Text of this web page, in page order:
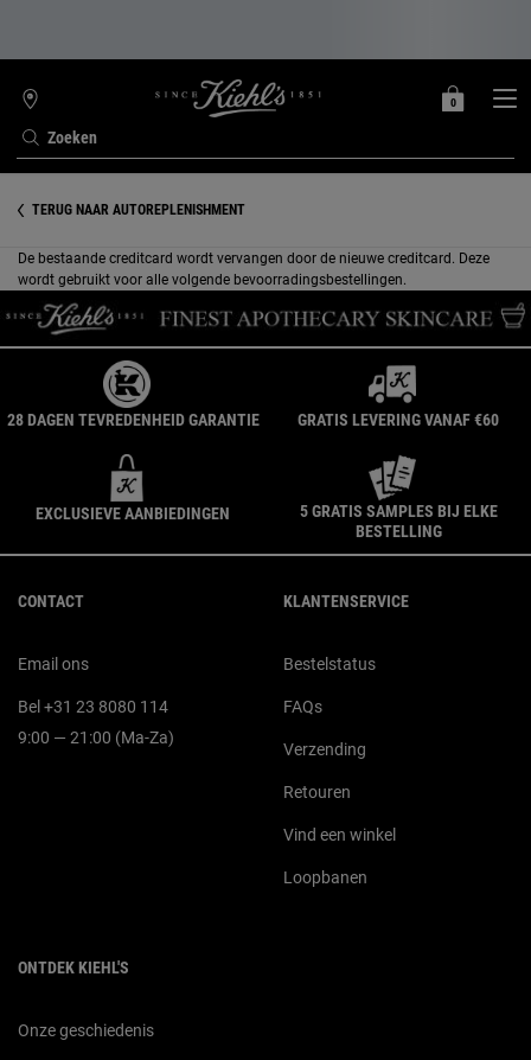
Zoeken
WINKELZOEKER
MIJN
0
0 PRODUCT
TERUG NAAR AUTOREPLENISHMENT
De bestaande creditcard wordt vervangen door de nieuwe creditcard. Deze
wordt gebruikt voor alle volgende bevoorradingsbestellingen.
28 DAGEN TEVREDENHEID GARANTIE GRATIS LEVERING VANAF €60
EXCLUSIEVE AANBIEDINGEN
5 GRATIS SAMPLES BIJ ELKE
BESTELLING
CONTACT
Email ons
Bel +31 23 8080 114
9:00 — 21:00 (Ma-Za)
KLANTENSERVICE
Bestelstatus
FAQs
Verzending
Retouren
Vind een winkel
Loopbanen
ONTDEK KIEHL'S
Onze geschiedenis